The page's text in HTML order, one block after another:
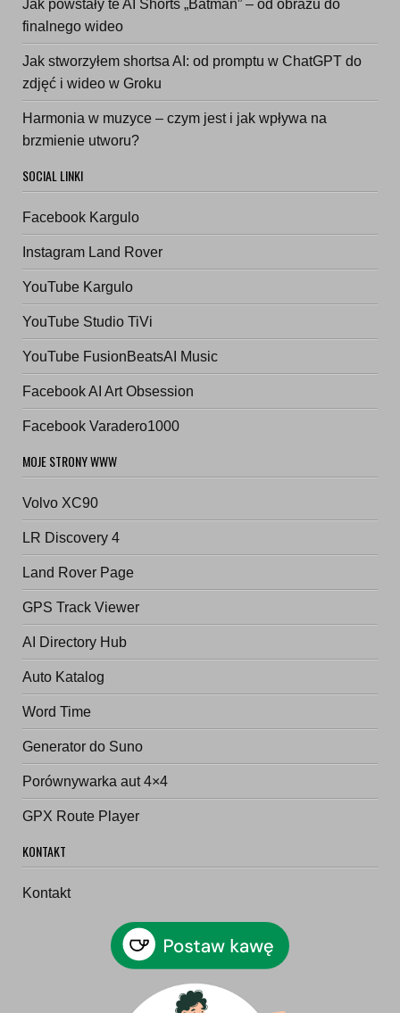
Jak powstały te AI Shorts „Batman” – od obrazu do
finalnego wideo
Jak stworzyłem shortsa AI: od promptu w ChatGPT do
zdjęć i wideo w Groku
Harmonia w muzyce – czym jest i jak wpływa na
brzmienie utworu?
SOCIAL LINKI
Facebook Kargulo
Instagram Land Rover
YouTube Kargulo
YouTube Studio TiVi
YouTube FusionBeatsAI Music
Facebook AI Art Obsession
Facebook Varadero1000
MOJE STRONY WWW
Volvo XC90
LR Discovery 4
Land Rover Page
GPS Track Viewer
AI Directory Hub
Auto Katalog
Word Time
Generator do Suno
Porównywarka aut 4×4
GPX Route Player
KONTAKT
Kontakt